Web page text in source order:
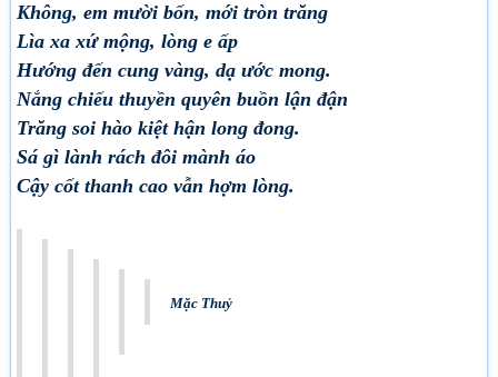
Không, em mười bốn, mới tròn trăng
Lìa xa xứ mộng, lòng e ấp
Hướng đến cung vàng, dạ ước mong.
Nắng chiếu thuyền quyên buồn lận đận
Trăng soi hào kiệt hận long đong.
Sá gì lành rách đôi mành áo
Cậy cốt thanh cao vẫn hợm lòng.
Mặc Thuỷ